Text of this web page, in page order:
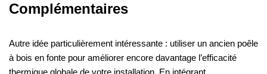
Complémentaires
Autre idée particulièrement intéressante : utiliser un ancien poêle
à bois en fonte pour améliorer encore davantage l’efficacité